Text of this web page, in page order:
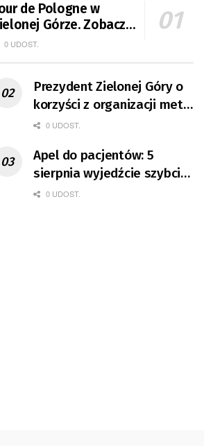
de Pologne w
Górze. Zobacz
w organizacji
0 UDOST.
Prezydent Zielonej Góry o
korzyści z organizacji mety
Tour de Pologne
0 UDOST.
Apel do pacjentów: 5
sierpnia wyjedźcie szybciej
z domów
0 UDOST.